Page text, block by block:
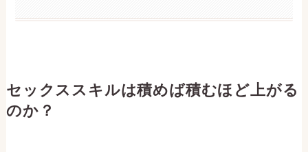
セックススキルは積めば積むほど上がる
のか？